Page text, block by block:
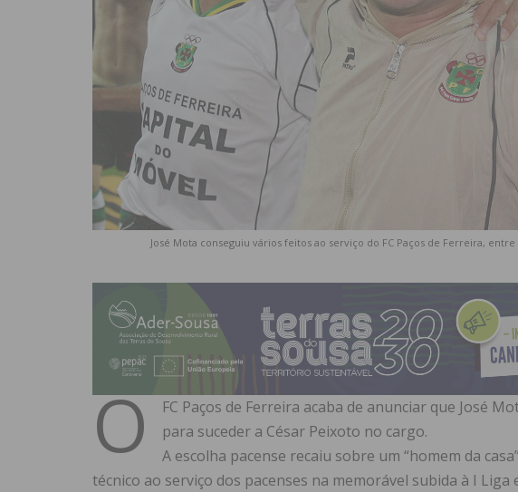
José Mota conseguiu vários feitos ao serviço do FC Paços de Ferreira,
O
FC Paços de Ferreira acaba de anunciar que José
para suceder a César Peixoto no cargo.
A escolha pacense recaiu sobre um “homem da
técnico ao serviço dos pacenses na memorável subida à I